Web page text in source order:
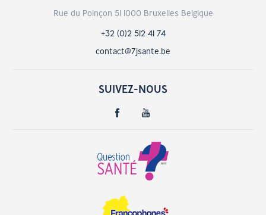
Rue du Poinçon 51 1000 Bruxelles Belgique
+32 (0)2 512 41 74
contact@7jsante.be
SUIVEZ-NOUS